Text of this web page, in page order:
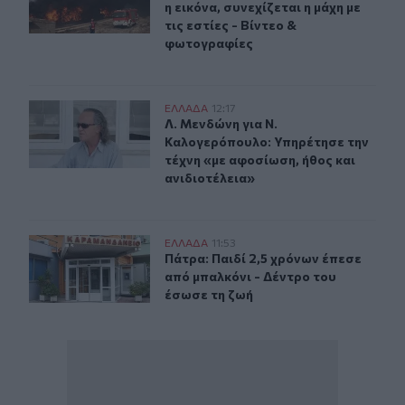
η εικόνα, συνεχίζεται η μάχη με
τις εστίες - Βίντεο &
φωτογραφίες
Λ. Μενδώνη για Ν. Καλογερόπουλο: Υπηρέτησε την
ΕΛΛAΔΑ 12:17
Λ. Μενδώνη για Ν. Καλογερόπουλο:
Λ. Μενδώνη για Ν.
Καλογερόπουλο: Υπηρέτησε την
τέχνη «με αφοσίωση, ήθος και
ανιδιοτέλεια»
Πάτρα: Παιδί 2,5 χρόνων έπεσε από μπαλκόνι - Δέντρο
ΕΛΛAΔΑ 11:53
Πάτρα: Παιδί 2,5 χρόνων έπεσε
Πάτρα: Παιδί 2,5 χρόνων έπεσε
από μπαλκόνι - Δέντρο του
έσωσε τη ζωή